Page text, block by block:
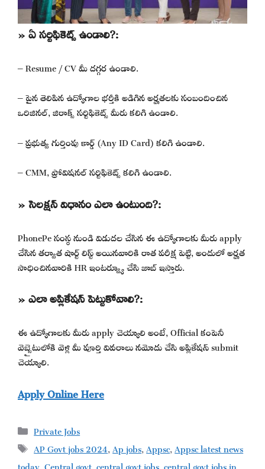
» ఏ సర్టిఫికెట్స్ ఉండాలి?:
– Resume / CV మీ దగ్గర ఉండాలి.
– పైన తెలిపిన ఉద్యోగాల భర్తీకి అడిగిన అర్హతలకు సంబందించిన
ఒరిజినల్, జిరాక్స్ సర్టిఫికెట్స్ మీరు కలిగి ఉండాలి.
– ప్రభుత్వ గుర్తింపు కార్డ్ (Any ID Card) కలిగి ఉండాలి.
– CMM, ప్రోవిషనల్ సర్టిఫికెట్స్ కలిగి ఉండాలి.
» సెలక్షన్ విధానం ఎలా ఉంటుంది?:
PhonePe సంస్థ నుండి విడుదల చేసిన ఈ ఉద్యోగాలకు మీరు apply
చేసిన తర్వాత షార్ట్ లిస్ట్ అయినవారికి రాత పరీక్ష పెట్టి, అందులో అర్హత
సాధించినవారికి HR ఇంటర్వ్యూ చేసి జాబ్ ఇస్తారు.
» ఎలా అప్లికేషన్ పెట్టుకోవాలి?:
ఈ ఉద్యోగాలకు మీరు apply చెయ్యాలి అంటే, Official కంపెనీ
వెబ్సైటులోకి వెళ్లి మీ పూర్తి వివరాలు నమోదు చేసి అప్లికేషన్ submit
చెయ్యాలి.
Apply Online Here
Categories
Private Jobs
Tags
AP Govt jobs 2024,Ap jobs,Appsc,Appsc latest news